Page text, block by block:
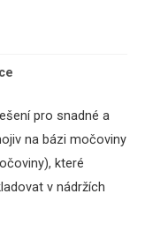
pro snadné a
na bázi močoviny
které
v nádržích